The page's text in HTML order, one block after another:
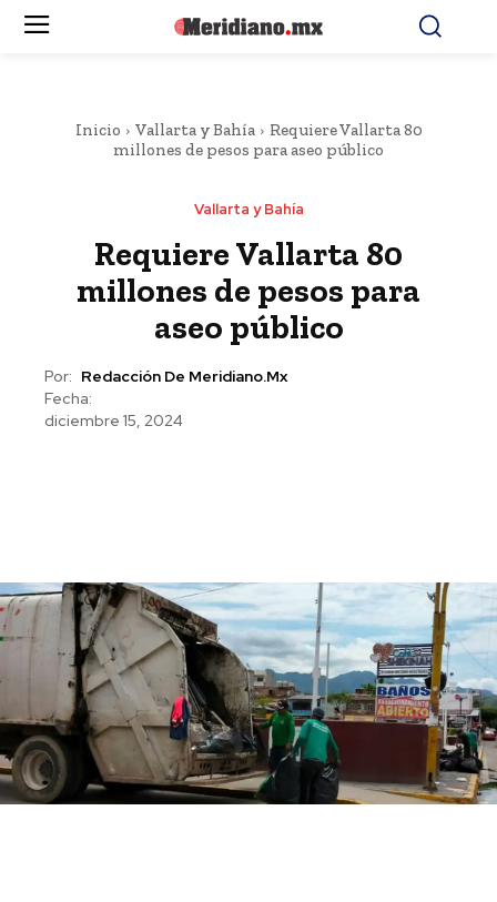
Inicio Vallarta y Bahía
Requiere Vallarta 80
millones de pesos para aseo público
Vallarta y Bahía
Requiere Vallarta 80
millones de pesos para
aseo público
Por: Redacción De Meridiano.mx
Fecha:
diciembre 15, 2024